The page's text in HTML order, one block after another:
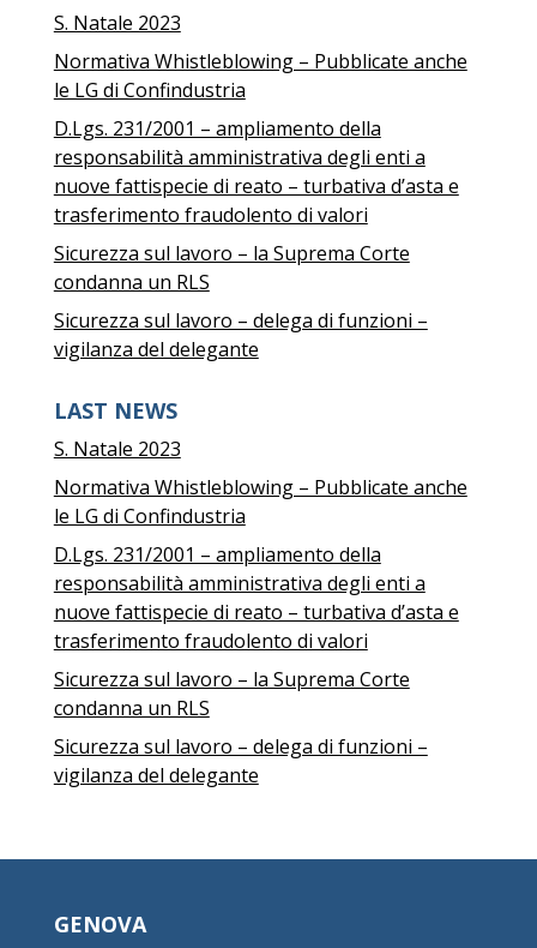
S. Natale 2023
Normativa Whistleblowing – Pubblicate anche
le LG di Confindustria
D.Lgs. 231/2001 – ampliamento della
responsabilità amministrativa degli enti a
nuove fattispecie di reato – turbativa d’asta e
trasferimento fraudolento di valori
Sicurezza sul lavoro – la Suprema Corte
condanna un RLS
Sicurezza sul lavoro – delega di funzioni –
vigilanza del delegante
LAST NEWS
S. Natale 2023
Normativa Whistleblowing – Pubblicate anche
le LG di Confindustria
D.Lgs. 231/2001 – ampliamento della
responsabilità amministrativa degli enti a
nuove fattispecie di reato – turbativa d’asta e
trasferimento fraudolento di valori
Sicurezza sul lavoro – la Suprema Corte
condanna un RLS
Sicurezza sul lavoro – delega di funzioni –
vigilanza del delegante
GENOVA